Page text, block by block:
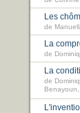
Les
de
La
de
La
de